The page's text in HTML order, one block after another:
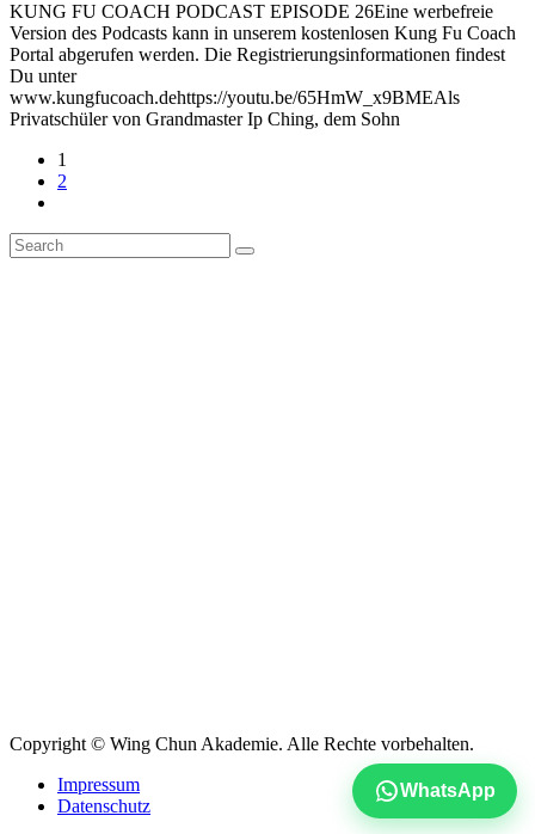
KUNG FU COACH PODCAST EPISODE 26Eine werbefreie
Version des Podcasts kann in unserem kostenlosen Kung Fu Coach
Portal abgerufen werden. Die Registrierungsinformationen findest
Du unter
www.kungfucoach.dehttps://youtu.be/65HmW_x9BMEAls
Privatschüler von Grandmaster Ip Ching, dem Sohn
1
2
WhatsApp
Copyright © Wing Chun Akademie. Alle Rechte vorbehalten.
Impressum
Datenschutz